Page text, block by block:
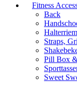
Fitness
Back
Straps,
Pill Box
Sweet